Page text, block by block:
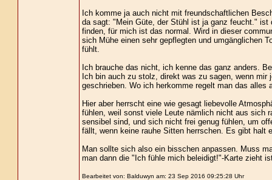
Ich komme ja auch nicht mit freundschaftlichen
da sagt: "Mein Güte, der Stühl ist ja ganz feucht."
finden, für mich ist das normal. Wird in dieser
sich Mühe einen sehr gepflegten und umgänglichen
fühlt.
Ich brauche das nicht, ich kenne das ganz anders.
Ich bin auch zu stolz, direkt was zu sagen, wenn
geschrieben. Wo ich herkomme regelt man das alles
Hier aber herrscht eine wie gesagt liebevolle
fühlen, weil sonst viele Leute nämlich nicht aus sich
sensibel sind, und sich nicht frei genug fühlen, um
fällt, wenn keine rauhe Sitten herrschen. Es gibt halt
Man sollte sich also ein bisschen anpassen. Muss
man dann die "Ich fühle mich beleidigt!"-Karte zieht
Bearbeitet von: Balduwyn am: 23 Sep 2016 09:25:28 Uhr